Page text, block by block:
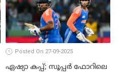
Posted On 27-09-2025
ഏഷ്യാ കപ്പ്; സൂപ്പർ ഫോറിലെ